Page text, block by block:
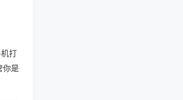
打
你是